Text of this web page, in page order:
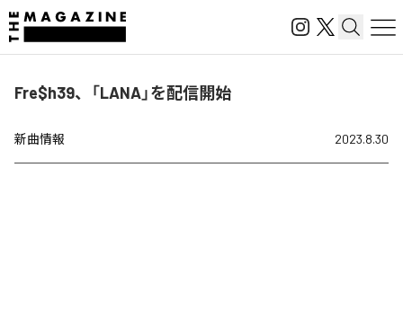
Fre$h39、「LANA」を配信開始
新曲情報 2023.8.30